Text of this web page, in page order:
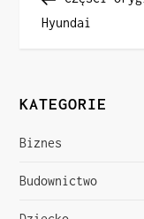
a
i
g
a
c
Hyundai
KATEGORIE
Biznes
Budownictwo